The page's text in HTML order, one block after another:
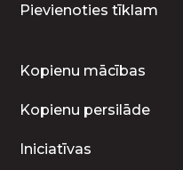
Pievienoties tīklam
Kopienu mācības
Kopienu persilāde
Iniciatīvas